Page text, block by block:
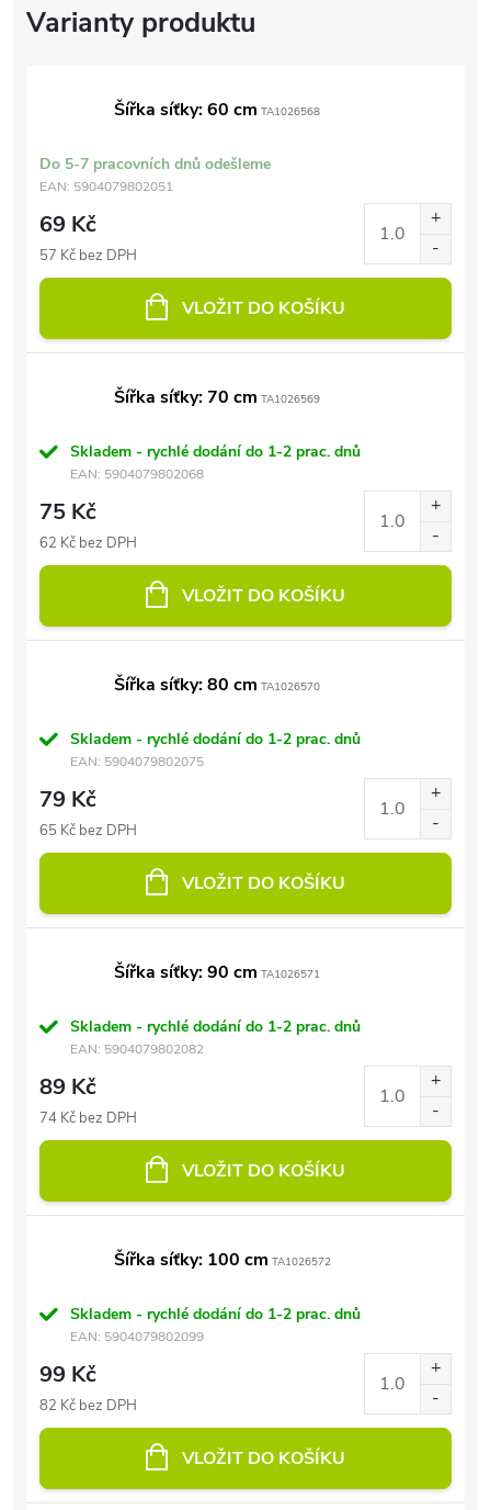
Šířka síťky: 60 cm TA1026568
Do 5-7 pracovních dnů odešleme
EAN: 5904079802051
69 Kč
57 Kč bez DPH
VLOŽIT DO KOŠÍKU
Šířka síťky: 70 cm TA1026569
Skladem - rychlé dodání do 1-2 prac. dnů
EAN: 5904079802068
75 Kč
62 Kč bez DPH
VLOŽIT DO KOŠÍKU
Šířka síťky: 80 cm TA1026570
Skladem - rychlé dodání do 1-2 prac. dnů
EAN: 5904079802075
79 Kč
65 Kč bez DPH
VLOŽIT DO KOŠÍKU
Šířka síťky: 90 cm TA1026571
Skladem - rychlé dodání do 1-2 prac. dnů
EAN: 5904079802082
89 Kč
74 Kč bez DPH
VLOŽIT DO KOŠÍKU
Šířka síťky: 100 cm TA1026572
Skladem - rychlé dodání do 1-2 prac. dnů
EAN: 5904079802099
99 Kč
82 Kč bez DPH
VLOŽIT DO KOŠÍKU